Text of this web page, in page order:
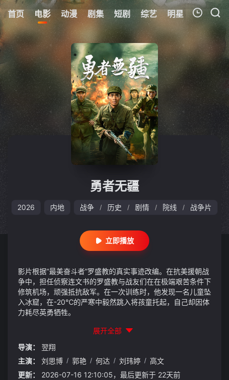
首页 电影 动漫 剧集 短剧 综艺 明星 周表
我的观影记录
暂无观看影片的记录
勇者无疆
2026 内地 战争 / 历史 / 剧情 / 院线 / 战争片
立即播放
影片根据“最美奋斗者”罗盛教的真实事迹改编。在抗美援朝战
争中，担任侦察连文书的罗盛教与战友们在在极端艰苦条件下
修筑机场，顽强抵抗敌军。在一次训练时，他发现一名儿童坠
入冰窟，在-20℃的严寒中毅然跳入将孩童托起，自己却因体
力耗尽英勇牺牲。
展开全部
导演：
翌翔
主演：
刘思博 / 郭艳 / 何达 / 刘玮婷 / 高文
更新：
2026-07-16 12:10:05，最后更新于 22天前